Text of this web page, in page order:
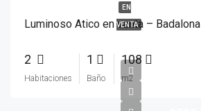
EN
VENTA
Luminoso Atico en venta – Badalona
2
Habitaciones
1
Baño
108
m2